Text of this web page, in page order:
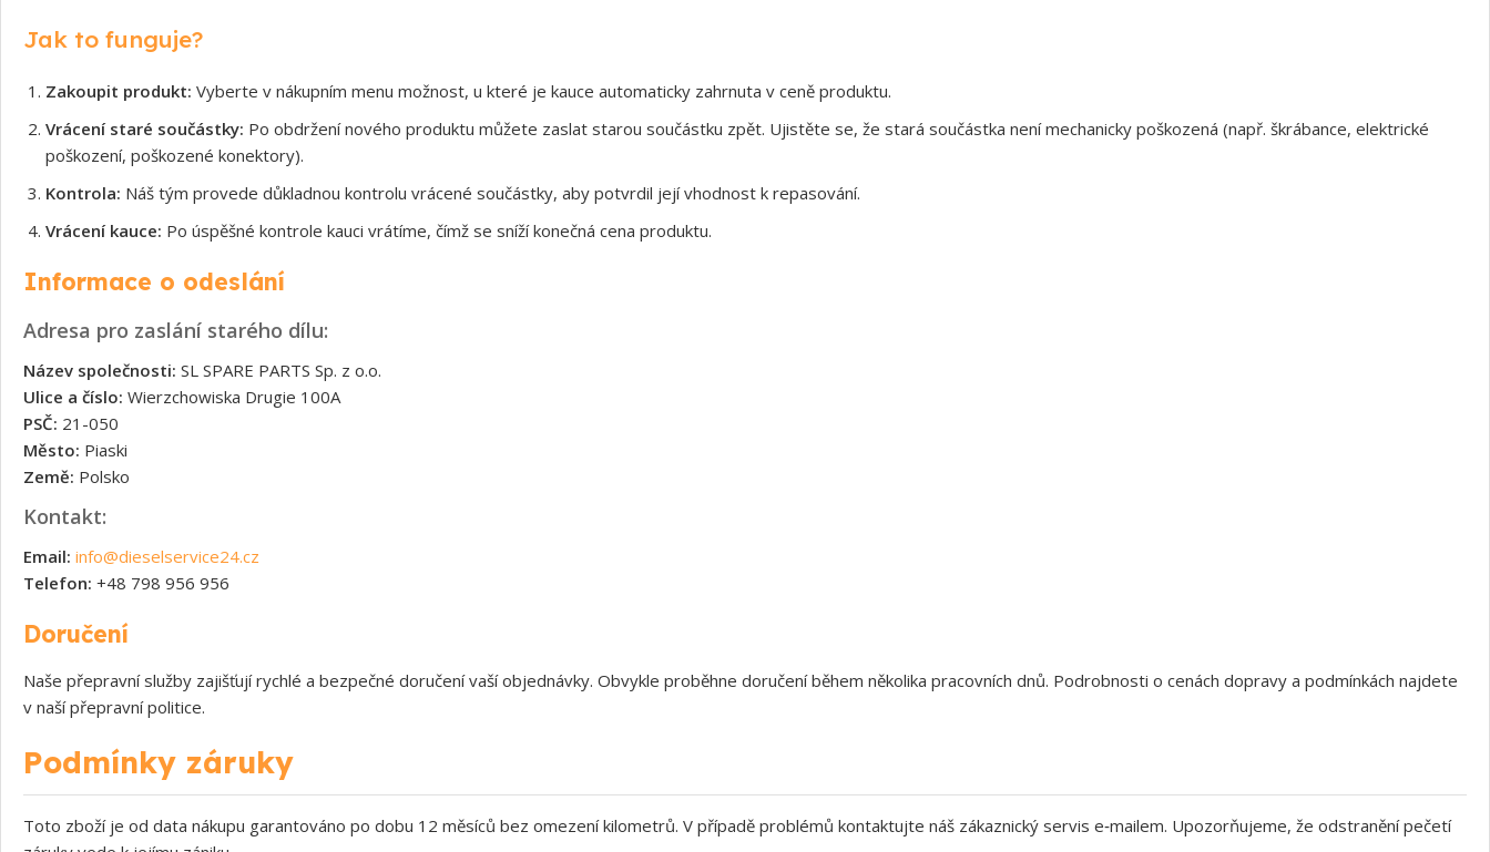
Jak to funguje?
Zakoupit produkt: Vyberte v nákupním menu možnost, u které je kauce automaticky zahrnuta v ceně produktu.
Vrácení staré součástky: Po obdržení nového produktu můžete zaslat starou součástku zpět. Ujistěte se, že stará součástka není mechanicky poškozená (např. škrábance, elektrické
poškození, poškozené konektory).
Kontrola: Náš tým provede důkladnou kontrolu vrácené součástky, aby potvrdil její vhodnost k repasování.
Vrácení kauce: Po úspěšné kontrole kauci vrátíme, čímž se sníží konečná cena produktu.
Informace o odeslání
Adresa pro zaslání starého dílu:
Název společnosti: SL SPARE PARTS Sp. z o.o.
Ulice a číslo: Wierzchowiska Drugie 100A
PSČ: 21-050
Město: Piaski
Země: Polsko
Kontakt:
Email: info@dieselservice24.cz
Telefon: +48 798 956 956
Doručení
Naše přepravní služby zajišťují rychlé a bezpečné doručení vaší objednávky. Obvykle proběhne doručení během několika pracovních dnů. Podrobnosti o cenách dopravy a podmínkách najdete
v naší přepravní politice.
Podmínky záruky
Toto zboží je od data nákupu garantováno po dobu 12 měsíců bez omezení kilometrů. V případě problémů kontaktujte náš zákaznický servis e‑mailem. Upozorňujeme, že odstranění pečetí